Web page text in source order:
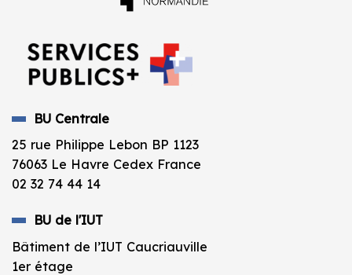
BU Centrale
25 rue Philippe Lebon BP 1123
76063 Le Havre Cedex France
02 32 74 44 14
BU de l'IUT
Bâtiment de l’IUT Caucriauville
1er étage